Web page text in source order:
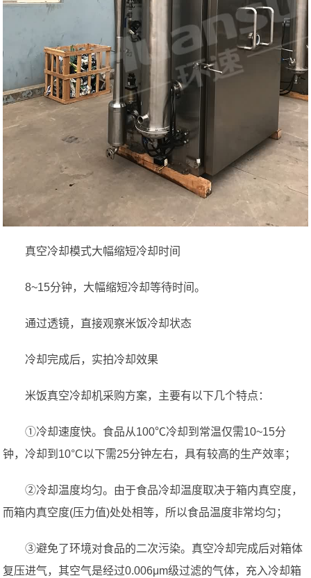
真空冷却模式大幅缩短冷却时间
8~15分钟，大幅缩短冷却等待时间。
通过透镜，直接观察米饭冷却状态
冷却完成后，实拍冷却效果
米饭真空冷却机采购方案，主要有以下几个特点：
①冷却速度快。食品从100℃冷却到常温仅需10~15分
钟，冷却到10°C以下需25分钟左右，具有较高的生产效率；
②冷却温度均匀。由于食品冷却温度取决于箱内真空度，
而箱内真空度(压力值)处处相等，所以食品温度非常均匀；
③避免了环境对食品的二次污染。真空冷却完成后对箱体
复压进气，其空气是经过0.006μm级过滤的气体，充入冷却箱